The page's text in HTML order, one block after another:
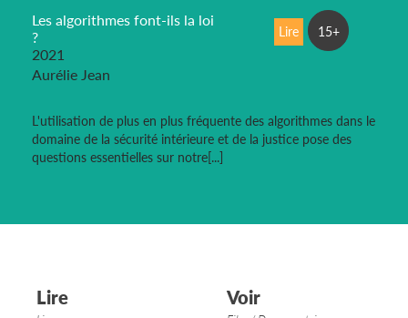
Les algorithmes font-ils la loi
?
2021
Aurélie Jean
L'utilisation de plus en plus fréquente des algorithmes dans le
domaine de la sécurité intérieure et de la justice pose des
questions essentielles sur notre[...]
Lire 15+
Lire Voir